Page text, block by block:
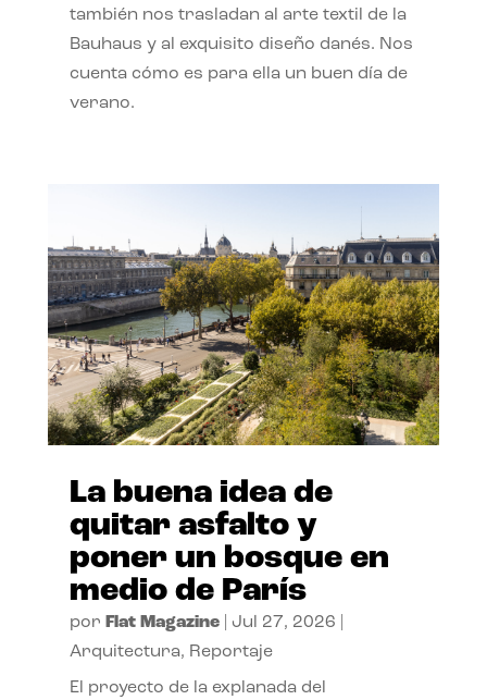
también nos trasladan al arte textil de la
Bauhaus y al exquisito diseño danés. Nos
cuenta cómo es para ella un buen día de
verano.
La buena idea de
quitar asfalto y
poner un bosque en
medio de París
por Flat Magazine| Jul 27, 2026
Arquitectura, Reportaje
El proyecto de la explanada del